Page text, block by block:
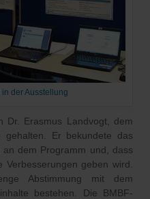
der Ausstellung
Dr. Erasmus Landvogt, dem
gehalten. Er bekundete das
dem Programm und, dass
geben wird.
Abstimmung mit dem
bestehen. Die BMBF-